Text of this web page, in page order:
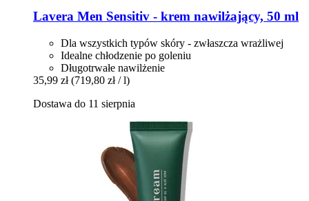
Lavera Men Sensitiv -​ krem nawilżający, 50 ml
Dla wszystkich typów skóry - zwłaszcza wrażliwej
Idealne chłodzenie po goleniu
Długotrwałe nawilżenie
35,99 zł (719,80 zł / l)
Dostawa do 11 sierpnia